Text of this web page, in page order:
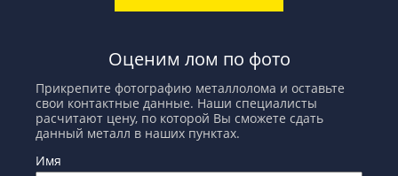
Оценим лом по фото
Прикрепите фотографию металлолома и оставьте
свои контактные данные. Наши специалисты
расчитают цену, по которой Вы сможете сдать
данный металл в наших пунктах.
Имя